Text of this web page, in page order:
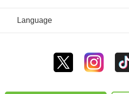
Language